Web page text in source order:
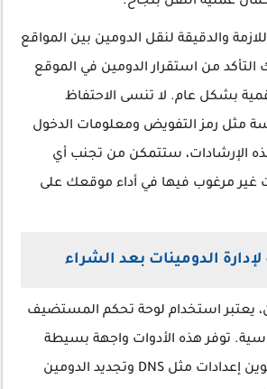
والدقيقة لنقل الدومين بين المواقع
التأكد من استقرار الدومين في الموقع
بشكل عام. لا تنسى الاحتفاظ
مثل رمز التفويض ومعلومات الدخول
الإرشادات، ستتمكن من تجنب أي
غير مرغوب فيها في أداء موقعك على
الدومينات بعد الشراء
يعتبر استخدام لوحة تحكم المستضيف
توفر هذه الأدوات واجهة بسيطة
لإدارة الدومينات وتكوين إعدادات مثل DNS وتجديد الدومين